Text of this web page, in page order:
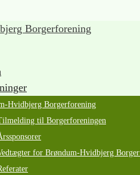
Hvidbjerg Borgerforening
til Borgerforeningen
for Brøndum-Hvidbjerg